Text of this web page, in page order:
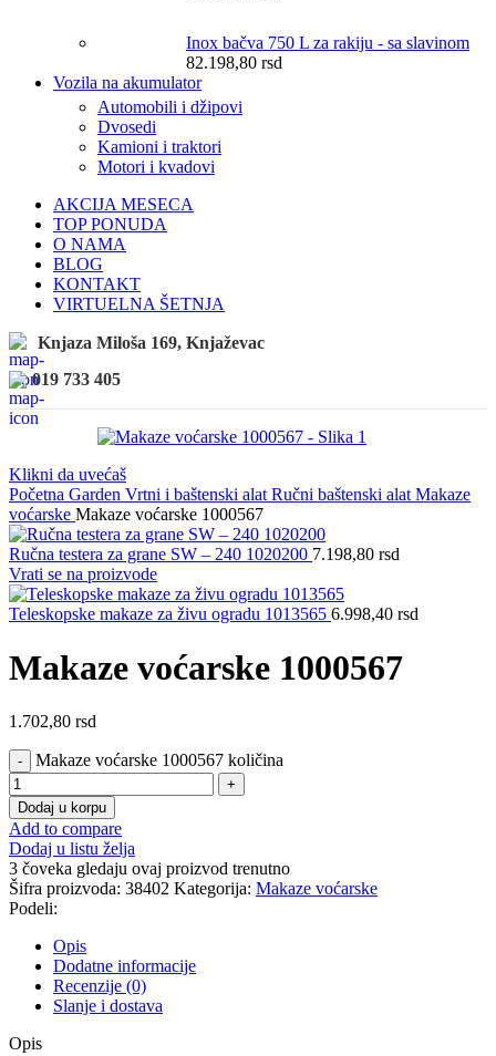
Inox bačva 750 L za rakiju - sa slavinom
82.198,80 rsd
Vozila na akumulator
Automobili i džipovi
Dvosedi
Kamioni i traktori
Motori i kvadovi
AKCIJA MESECA
TOP PONUDA
O NAMA
BLOG
KONTAKT
VIRTUELNA ŠETNJA
Knjaza Miloša 169, Knjaževac
019 733 405
Klikni da uvećaš
Početna Garden Vrtni i baštenski alat Ručni baštenski alat Makaze
voćarske Makaze voćarske 1000567
Ručna testera za grane SW – 240 1020200 7.198,80 rsd
Vrati se na proizvode
Teleskopske makaze za živu ogradu 1013565 6.998,40 rsd
Makaze voćarske 1000567
1.702,80 rsd
Makaze voćarske 1000567 količina
Dodaj u korpu
Add to compare
Dodaj u listu želja
3 čoveka gledaju ovaj proizvod trenutno
Šifra proizvoda: 38402 Kategorija: Makaze voćarske
Podeli:
Opis
Dodatne informacije
Recenzije (0)
Slanje i dostava
Opis